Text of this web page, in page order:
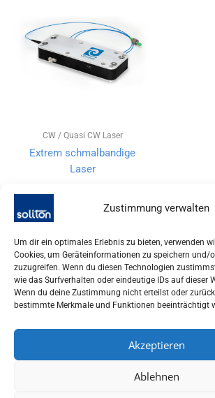
Zustimmung verwalten
Um dir ein optimales Erlebnis zu bieten, verwenden
Cookies, um Geräteinformationen zu speichern und/
zuzugreifen. Wenn du diesen Technologien
wie das Surfverhalten oder eindeutige IDs auf dieser
Wenn du deine Zustimmung nicht erteilst oder
bestimmte Merkmale und Funktionen beeinträchtigt
Akzeptieren
Ablehnen
CW / Quasi CW Laser
Extrem schmalbandige
Laser
82205 GILCHING